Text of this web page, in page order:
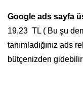
Google ads sayfa
19,23 TL ( Bu şu
tanımladığınız ads
bütçenizden gidebilir